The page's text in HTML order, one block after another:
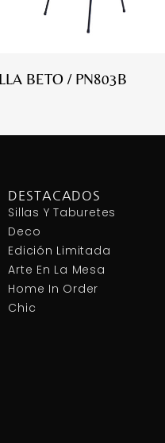
BETO / PN803B
DESTACADOS
Sillas Y Taburetes
Deco
Edición Limitada
Arte En La Mesa
Home In Order
Chic